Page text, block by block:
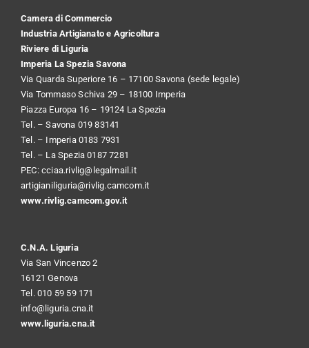
Camera di Commercio
Industria Artigianato e Agricoltura
Riviere di Liguria
Imperia La Spezia Savona
Via Quarda Superiore 16 – 17100 Savona (sede legale)
Via Tommaso Schiva 29 – 18100 Imperia
Piazza Europa 16 – 19124 La Spezia
Tel. – Savona 019 83141
Tel. – Imperia 0183 7931
Tel. – La Spezia 0187 7281
PEC: cciaa.rivlig@legalmail.it
artigianiliguria@rivlig.camcom.it
www.rivlig.camcom.gov.it
C.N.A. Liguria
Via San Vincenzo 2
16121 Genova
Tel. 010 59 59 171
info@liguria.cna.it
www.liguria.cna.it